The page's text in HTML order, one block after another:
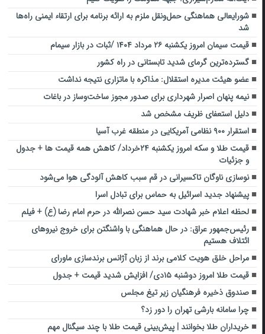
شورایعالی هماهنگی حمل‌ونقل ملزم به ارائه برنامه برای ارتقاء ایمنی راه‌ها
شد
قیمت سیمان امروز یکشنبه ۲۶ مرداد ۱۴۰۴ /ثبات در بازار سیمام
گسترده‌ترین گرمای شدید تابستانی در راه کشور
عضو هیئت مدیره استقلال: مذاکره با ماتزاری نتیجه نداشت
نیمه پنهان اصرار شهرداری برای صدور مجوز ساخت‌وساز در باغات
دلیل استعفای ظریف مشخص شد
استقرار ۹۰۰ نظامی آمریکایی در منطقه غرب آسیا
قیمت طلا و سکه امروز یکشنبه ۲۴خرداد/ کاهش همه قیمت ها + جدول
و جزئیات
نوسازی ناوگان تاکسیرانی در قم سبب کاهش آلودگی هوا می‌شود
پیشنهاد جدید اسرائیل به حماس برای تبادل اسرا
لحظه اعلام خبر شهادت سید حسن نصرالله در حرم امام رضا (ع) + فیلم
رئیس‌جمهور عراق: در حال هماهنگی با واشنگتن برای خروج نیروهای
ائتلاف هستیم
مراحل خلق هویت کلامی برند از زبان آژانس برندسازی ماورای
قیمت طلا امروز دوشنبه ۱۵دی/ افزایش شدید قیمت + جدول
صندوق ذخیره فرهنگیان زیر تیغ مجلس
چرا سامانه بارشی تهران را دور زد؟
خریداران طلا بخوانند | پیش‌بینی قیمت طلا با چند سیگنال مهم